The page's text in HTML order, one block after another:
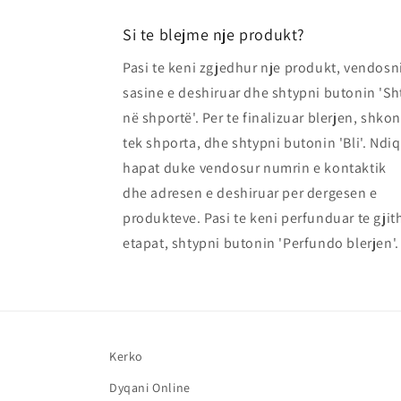
Si te blejme nje produkt?
Pasi te keni zgjedhur nje produkt, vendosni
sasine e deshiruar dhe shtypni butonin
në shportë'. Per te finalizuar blerjen,
tek shporta, dhe shtypni butonin 'Bli'.
hapat duke vendosur numrin e kontaktik
dhe adresen e deshiruar per dergesen e
produkteve. Pasi te keni perfunduar te
etapat, shtypni butonin 'Perfundo blerjen'.
Kerko
Dyqani Online